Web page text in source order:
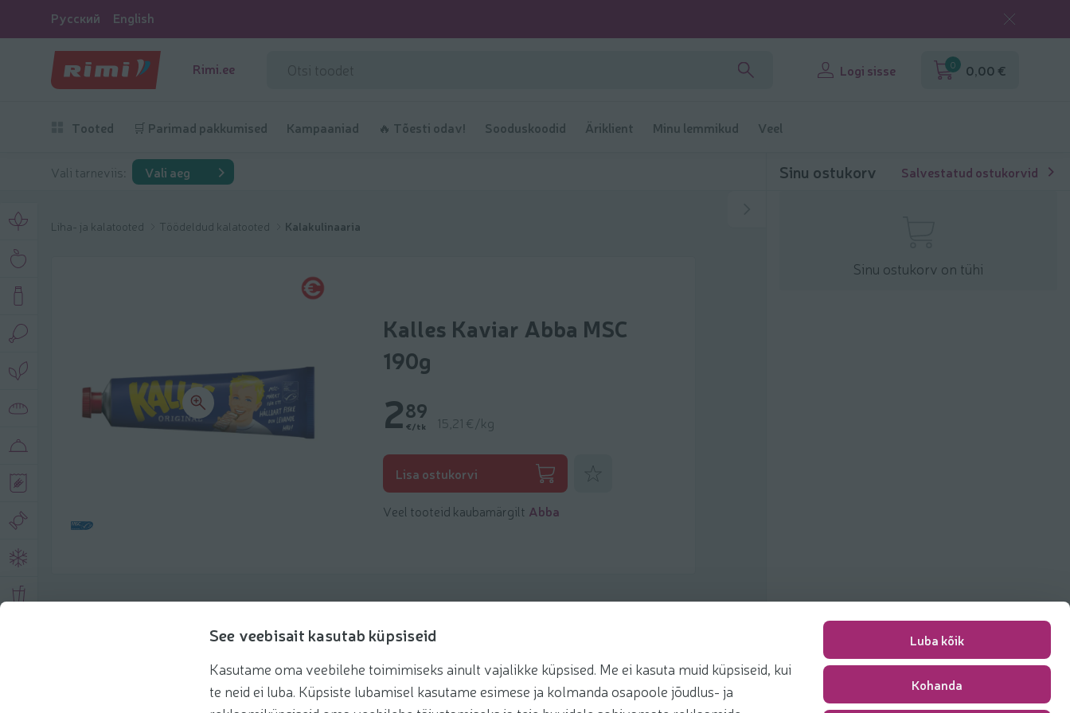
See veebisait kasutab küpsiseid
Kasutame oma veebilehe toimimiseks ainult vajalikke küpsised. Me ei kasuta muid küpsiseid, kui
te neid ei luba. Küpsiste lubamisel kasutame esimese ja kolmanda osapoole jõudlus- ja
Luba kõik
Kohanda
Русский English
Rimi.ee Logi sisse 0 0,00 €
Tooted 🛒 Parimad pakkumised Kampaaniad 🔥 Tõesti odav! Sooduskoodid Äriklient Minu lemmikud Veel
Vali tarneviis: Vali aeg
Liha- ja kalatooted Töödeldud kalatooted Kalakulinaaria
Kalles Kaviar Abba MSC
190g
289
€/tk 15,21 €/kg
Lisa ostukorvi
Veel tooteid kaubamärgilt Abba
Soovitatud tooted Kasuta retseptis
Sinu ostukorv Salvestatud ostukorvid
Sinu ostukorv on tühi